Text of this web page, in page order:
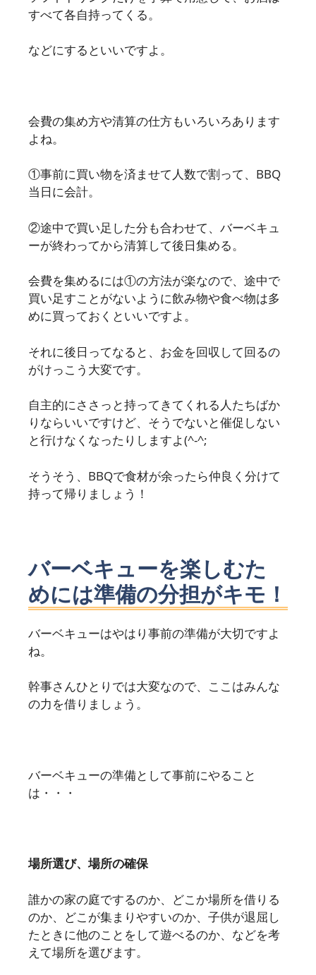
すべて各自持ってくる。
などにするといいですよ。
会費の集め方や清算の仕方もいろいろあります
よね。
①事前に買い物を済ませて人数で割って、BBQ
当日に会計。
②途中で買い足した分も合わせて、バーベキュ
ーが終わってから清算して後日集める。
会費を集めるには①の方法が楽なので、途中で
買い足すことがないように飲み物や食べ物は多
めに買っておくといいですよ。
それに後日ってなると、お金を回収して回るの
がけっこう大変です。
自主的にささっと持ってきてくれる人たちばか
りならいいですけど、そうでないと催促しない
と行けなくなったりしますよ(^-^;
そうそう、BBQで食材が余ったら仲良く分けて
持って帰りましょう！
バーベキューを楽しむた
めには準備の分担がキモ！
バーベキューはやはり事前の準備が大切ですよ
ね。
幹事さんひとりでは大変なので、ここはみんな
の力を借りましょう。
バーベキューの準備として事前にやること
は・・・
場所選び、場所の確保
誰かの家の庭でするのか、どこか場所を借りる
のか、どこが集まりやすいのか、子供が退屈し
たときに他のことをして遊べるのか、などを考
えて場所を選びます。